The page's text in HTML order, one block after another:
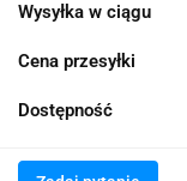
Wysyłka w ciągu
Cena przesyłki
Dostępność